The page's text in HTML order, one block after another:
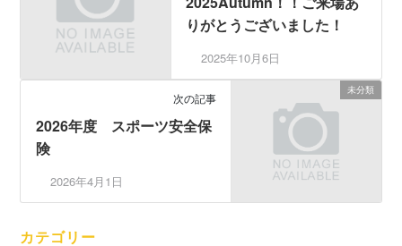
りがとうございました！
2025年10月6日
未分類
次の記事
2026年度 スポーツ安全保
険
2026年4月1日
カテゴリー